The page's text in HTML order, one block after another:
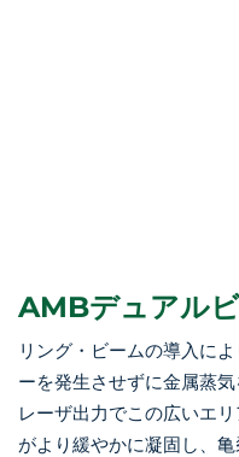
AMBデュアル
リング・ビームの導入に
ーを発生させずに金属蒸
レーザ出力でこの広いエ
がより緩やかに凝固し、